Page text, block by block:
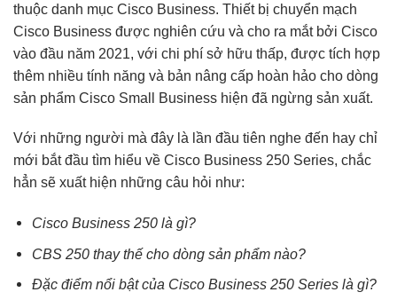
thuộc danh mục Cisco Business. Thiết bị chuyển mạch
Cisco Business được nghiên cứu và cho ra mắt bởi Cisco
vào đầu năm 2021, với chi phí sở hữu thấp, được tích hợp
thêm nhiều tính năng và bản nâng cấp hoàn hảo cho dòng
sản phẩm Cisco Small Business hiện đã ngừng sản xuất.
Với những người mà đây là lần đầu tiên nghe đến hay chỉ
mới bắt đầu tìm hiểu về Cisco Business 250 Series, chắc
hẳn sẽ xuất hiện những câu hỏi như:
Cisco Business 250 là gì?
CBS 250 thay thế cho dòng sản phẩm nào?
Đặc điểm nổi bật của Cisco Business 250 Series là gì?